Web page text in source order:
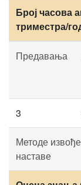
Број часова
триместра/
Предавања
3
Методе
наставе